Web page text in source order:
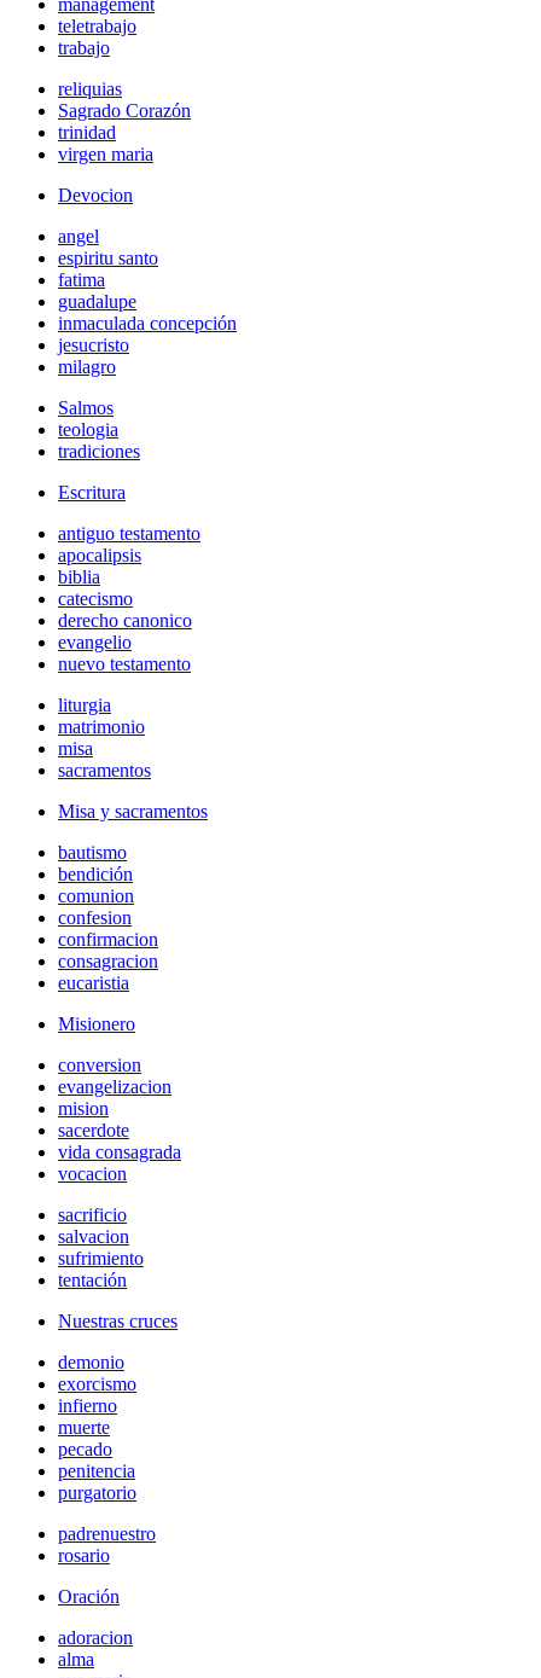
management
teletrabajo
trabajo
reliquias
Sagrado Corazón
trinidad
virgen maria
Devocion
angel
espiritu santo
fatima
guadalupe
inmaculada concepción
jesucristo
milagro
Salmos
teologia
tradiciones
Escritura
antiguo testamento
apocalipsis
biblia
catecismo
derecho canonico
evangelio
nuevo testamento
liturgia
matrimonio
misa
sacramentos
Misa y sacramentos
bautismo
bendición
comunion
confesion
confirmacion
consagracion
eucaristia
Misionero
conversion
evangelizacion
mision
sacerdote
vida consagrada
vocacion
sacrificio
salvacion
sufrimiento
tentación
Nuestras cruces
demonio
exorcismo
infierno
muerte
pecado
penitencia
purgatorio
padrenuestro
rosario
Oración
adoracion
alma